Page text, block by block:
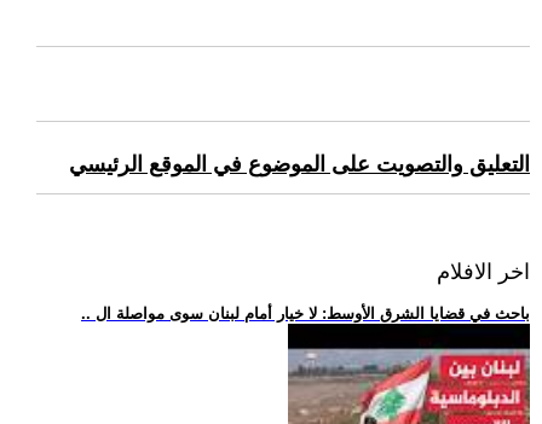
التعليق والتصويت على الموضوع في الموقع الرئيسي
اخر الافلام
.. باحث في قضايا الشرق الأوسط: لا خيار أمام لبنان سوى مواصلة ال